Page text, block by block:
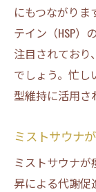
にもつながりま
テイン（HSP）
注目されており
でしょう。忙
型維持に活用さ
ミストサウナ
ミストサウナ
昇による代謝促